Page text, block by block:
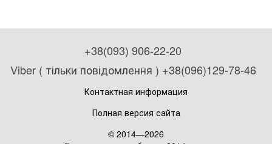
+38(093) 906-22-20
Viber ( тільки повідомлення ) +38(096)129-78-46
Контактная информация
Полная версия сайта
© 2014—2026